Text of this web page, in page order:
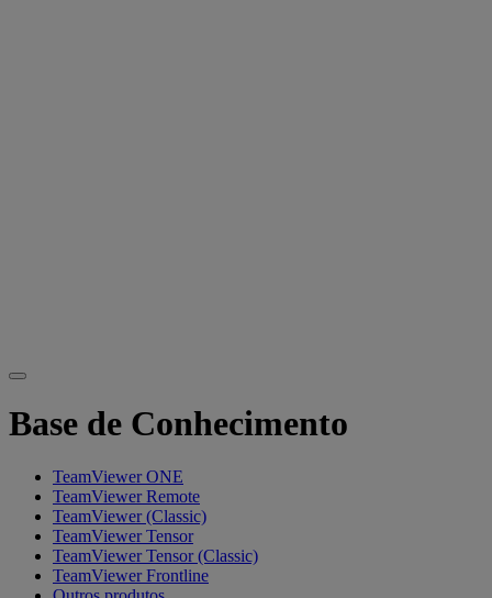
Base de Conhecimento
TeamViewer ONE
TeamViewer Remote
TeamViewer (Classic)
TeamViewer Tensor
TeamViewer Tensor (Classic)
TeamViewer Frontline